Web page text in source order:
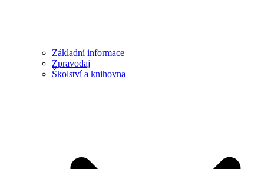
Základní informace
Zpravodaj
Školství a knihovna